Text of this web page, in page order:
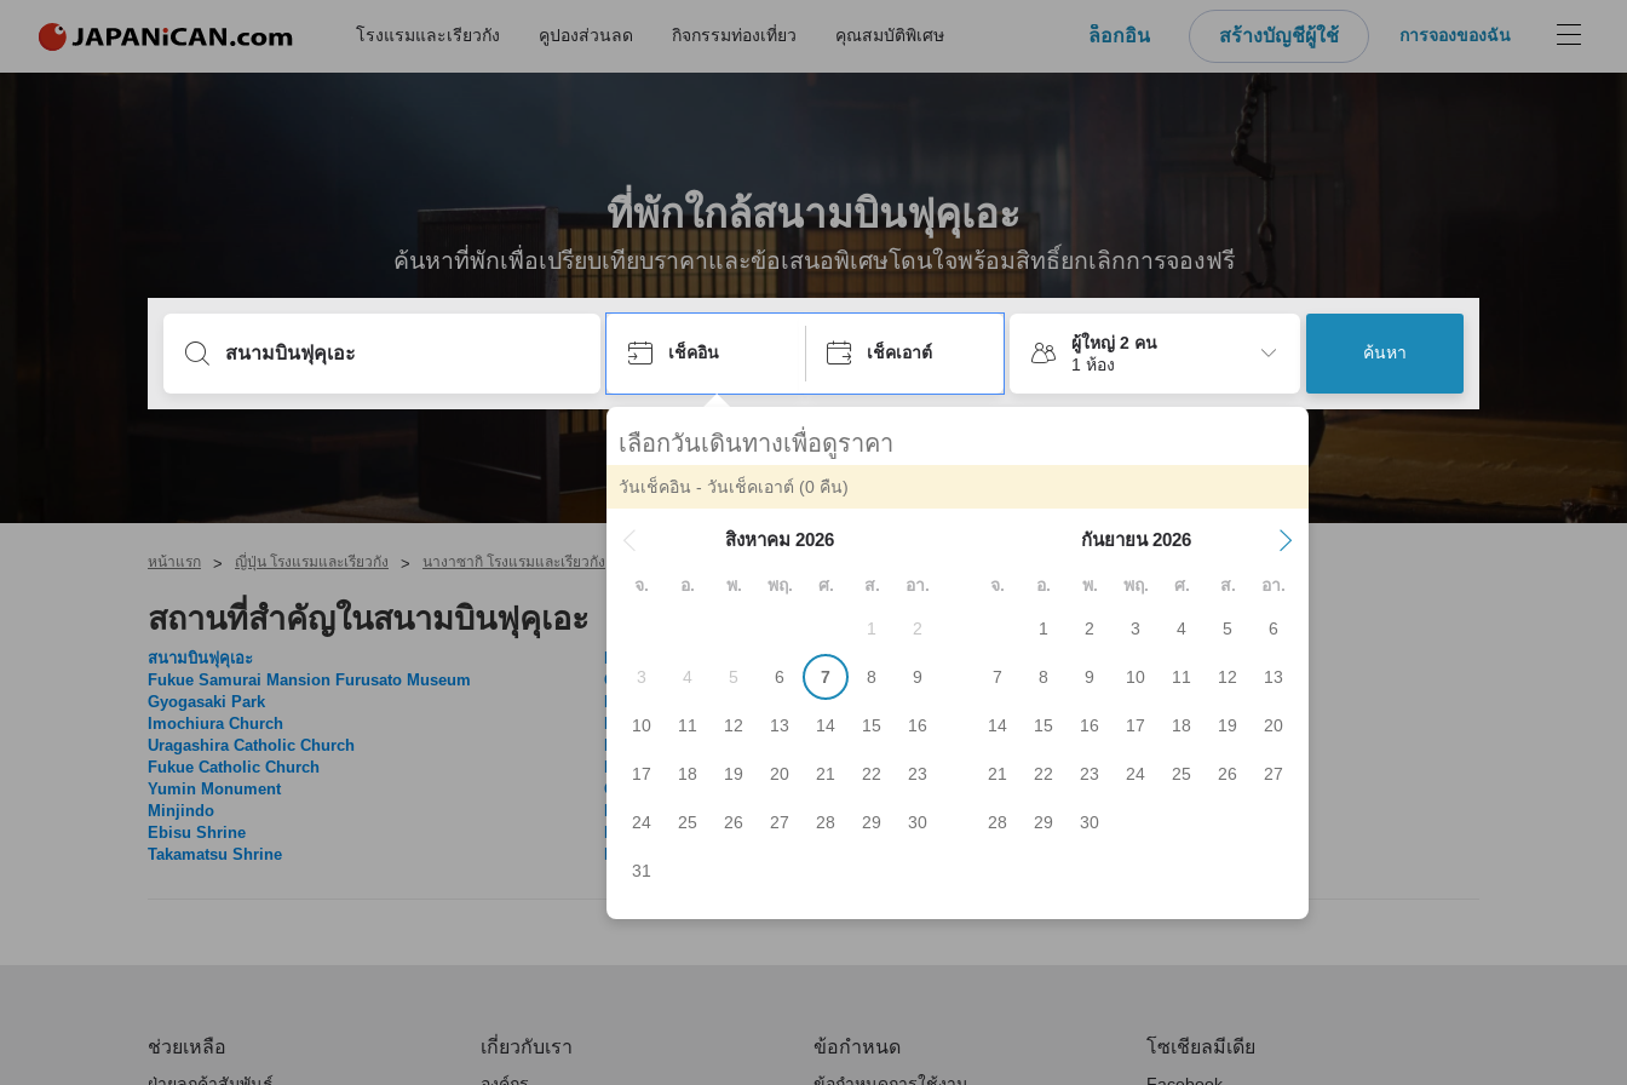
โรงแรมและเรียวกัง คูปองส่วนลด กิจกรรมท่องเที่ยว คุณสมบัติพิเศษ ล็อกอิน สร้างบัญชีผู้ใช้ การจองของฉัน
ที่พักใกล้สนามบินฟุคุเอะ
ค้นหาที่พักเพื่อเปรียบเทียบราคาและข้อเสนอพิเศษโดนใจพร้อมสิทธิ์ยกเลิกการจองฟรี
เช็คอิน เช็คเอาต์
ผู้ใหญ่ 2 คน
1 ห้อง
ค้นหา
เลือกวันเดินทางเพื่อดูราคา
วันเช็คอิน - วันเช็คเอาต์ (0 คืน)
สิงหาคม 2026
จ. อ. พ. พฤ. ศ. ส. อา.
1 2
3 4 5 6 7 8 9
10 11 12 13 14 15 16
17 18 19 20 21 22 23
24 25 26 27 28 29 30
31
กันยายน 2026
จ. อ. พ. พฤ. ศ. ส. อา.
1 2 3 4 5 6
7 8 9 10 11 12 13
14 15 16 17 18 19 20
21 22 23 24 25 26 27
28 29 30
หน้าแรก > ญี่ปุ่น โรงแรมและเรียวกัง > นางาซากิ โรงแรมและเรียวกัง
สถานที่สำคัญในสนามบินฟุคุเอะ
สนามบินฟุคุเอะ
Fukue Samurai Mansion Furusato Museum
Gyogasaki Park
Imochiura Church
Uragashira Catholic Church
Fukue Catholic Church
Yumin Monument
Minjindo
Ebisu Shrine
Takamatsu Shrine
Cafe and Bar Futon House
Family Izakaya Irie
Fukutomi Shokudo
Gorin
Horaiken
Parsley
Shokudo Tatusmi
Umatei
ช่วยเหลือ เกี่ยวกับเรา ข้อกำหนด โซเชียลมีเดีย